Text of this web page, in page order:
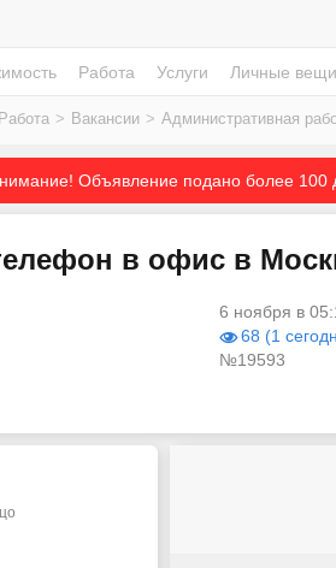
Работа Услуги Личные вещи
Работа > Вакансии > Административная
Объявление подано более 100
в офис в
6 ноября в
68 (1
№19593